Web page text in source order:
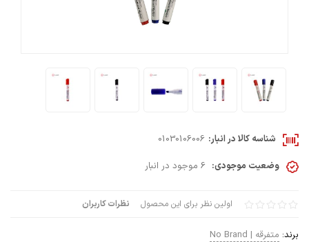
اولین نظر برای این محصول نظرات کاربران
برند: متفرقه | No Brand
شناسه کالا در انبار: 01030106006
وضعیت موجودی: 6 موجود در انبار